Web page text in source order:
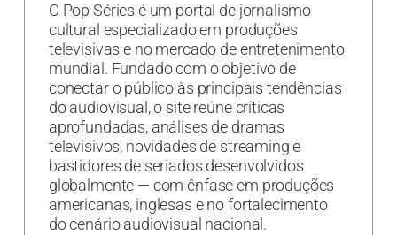
O Pop Séries é um portal de jornalismo
cultural especializado em produções
televisivas e no mercado de entretenimento
mundial. Fundado com o objetivo de
conectar o público às principais tendências
do audiovisual, o site reúne críticas
aprofundadas, análises de dramas
televisivos, novidades de streaming e
bastidores de seriados desenvolvidos
globalmente — com ênfase em produções
americanas, inglesas e no fortalecimento
do cenário audiovisual nacional.